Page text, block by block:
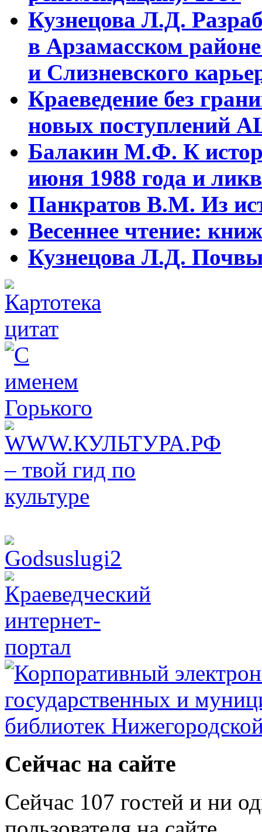
Кузнецова Л.Д.
в Арзамасском
и Слизневского
Краеведение без
новых поступлений
Балакин М.Ф. К
июня 1988 года и
Панкратов В.М. Из
Весеннее чтение:
Кузнецова Л.Д. Почвы
Сейчас на сайте
Сейчас 107 гостей и ни